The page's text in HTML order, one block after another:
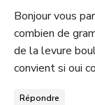
Bonjour vous
combien de
de la levure
convient si oui
Répondre